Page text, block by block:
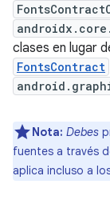
clases en lugar
FontsContract
Nota: Debes
fuentes a través
aplica incluso a